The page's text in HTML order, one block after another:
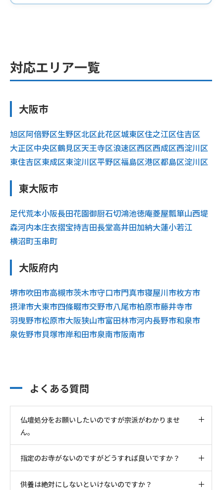
対応エリア一覧
大阪市
旭区阿倍野区生野区北区此花区城東区住之江区住吉区
大正区中央区鶴見区天王寺区浪速区西区西成区西淀川区
東住吉区東成区東淀川区平野区福島区港区都島区淀川区
東大阪市
足代荒本小阪長田花園御厨石切鴻池徳庵菱屋瓢箪山西堤
森河内本庄衣摺宝持吉田長堂高井田加納大蓮小若江
横沼町玉串町
大阪府内
堺市吹田市高槻市茨木市守口市門真市寝屋川市枚方市
摂津市大東市四條畷市交野市八尾市柏原市藤井寺市
羽曳野市松原市大阪狭山市富田林市河内長野市和泉市
泉佐野市貝塚市岸和田市泉南市阪南市
よくある質問
仏壇処分をお願いしたいのですが宗派がわかりませ
ん。
指定のお寺がないのですがどうすれば良いですか？
供養は絶対にしないといけないのですか？